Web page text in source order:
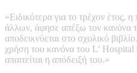
»Ειδικότερα για το τρέχον έτος,
άλλων, άφησε απέξω τον κανόνα
αποδεικνύεται στο σχολικό
χρήση του κανόνα του L’ Hospital
απαιτείται η απόδειξή του.»